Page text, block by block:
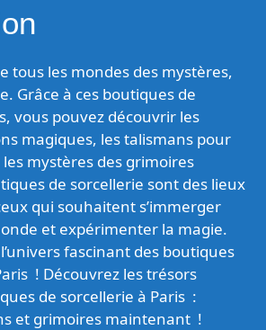
tous les mondes des mystères,
Grâce à ces boutiques de
vous pouvez découvrir les
magiques, les talismans pour
mystères des grimoires
de sorcellerie sont des lieux
qui souhaitent s’immerger
et expérimenter la magie.
fascinant des boutiques
! Découvrez les trésors
de sorcellerie à Paris :
et grimoires maintenant !